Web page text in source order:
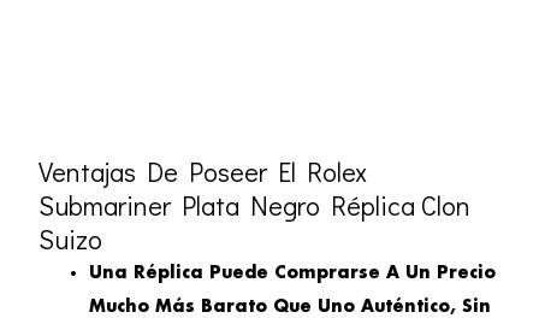
Ventajas De Poseer El Rolex
Submariner Plata Negro Réplica Clon
Suizo
Una Réplica Puede Comprarse A Un Precio
Mucho Más Barato Que Uno Auténtico, Sin